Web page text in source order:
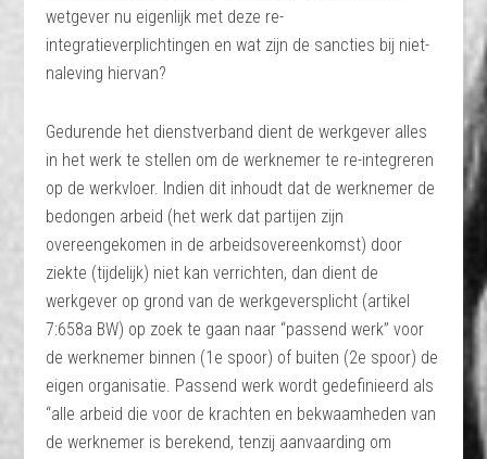
wetgever nu eigenlijk met deze re-
integratieverplichtingen en wat zijn de sancties bij niet-
naleving hiervan?
Gedurende het dienstverband dient de werkgever alles
in het werk te stellen om de werknemer te re-integreren
op de werkvloer. Indien dit inhoudt dat de werknemer de
bedongen arbeid (het werk dat partijen zijn
overeengekomen in de arbeidsovereenkomst) door
ziekte (tijdelijk) niet kan verrichten, dan dient de
werkgever op grond van de werkgeversplicht (artikel
7:658a BW) op zoek te gaan naar “passend werk” voor
de werknemer binnen (1e spoor) of buiten (2e spoor) de
eigen organisatie. Passend werk wordt gedefinieerd als
“alle arbeid die voor de krachten en bekwaamheden van
de werknemer is berekend, tenzij aanvaarding om